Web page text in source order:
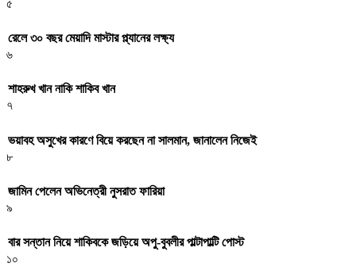
৫
রেলে ৩০ বছর মেয়াদি মাস্টার প্ল্যানের লক্ষ্য
৬
শাহরুখ খান নাকি শাকিব খান
৭
ভয়াবহ অসুখের কারণে বিয়ে করছেন না সালমান, জানালেন নিজেই
৮
জামিন পেলেন অভিনেত্রী নুসরাত ফারিয়া
৯
বার সন্তান নিয়ে শাকিবকে জড়িয়ে অপু-বুবলীর পাল্টাপাল্টি পোস্ট
১০